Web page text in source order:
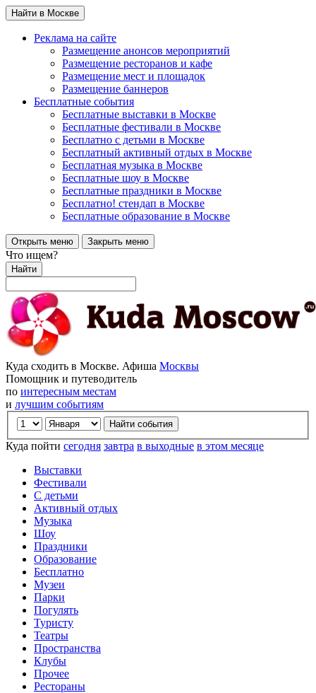
Найти в Москве
Реклама на сайте
Размещение анонсов мероприятий
Размещение ресторанов и кафе
Размещение мест и площадок
Размещение баннеров
Бесплатные события
Бесплатные выставки в Москве
Бесплатные фестивали в Москве
Бесплатно с детьми в Москве
Бесплатный активный отдых в Москве
Бесплатная музыка в Москве
Бесплатные шоу в Москве
Бесплатные праздники в Москве
Бесплатно! стендап в Москве
Бесплатные образование в Москве
Открыть меню Закрыть меню
Что ищем?
Найти
Куда сходить в Москве. Афиша Москвы
Помощник и путеводитель
по интересным местам
и лучшим событиям
Куда пойти сегодня завтра в выходные в этом месяце
Выставки
Фестивали
С детьми
Активный отдых
Музыка
Шоу
Праздники
Образование
Бесплатно
Музеи
Парки
Погулять
Туристу
Театры
Пространства
Клубы
Прочее
Рестораны